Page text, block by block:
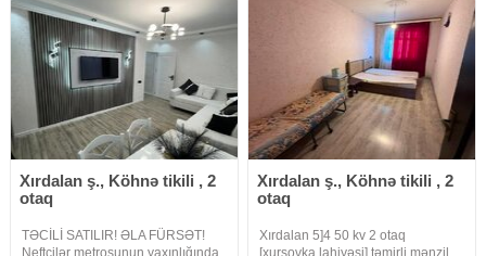
Xırdalan ş., Köhnə tikili , 2
otaq
TƏCİLİ SATILIR! ƏLA FÜRSƏT!
Neftçilər metrosunun yaxınlığında
Xırdalan ş., Köhnə tikili , 2
otaq
Xırdalan 5]4 50 kv 2 otaq
[xurşovka lahiyəsi] təmirli mənzil